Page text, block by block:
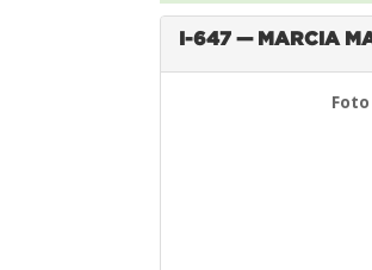
I-647 — MARCIA
Foto